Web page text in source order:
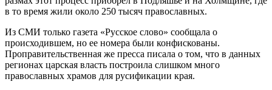
в то время жили около 250 тысяч православных.
Из СМИ только газета «Русское слово» сообщала о
происходившем, но ее номера были конфискованы.
Проправительственная же пресса писала о том, что в данных
регионах царская власть построила слишком много
православных храмов для русификации края.